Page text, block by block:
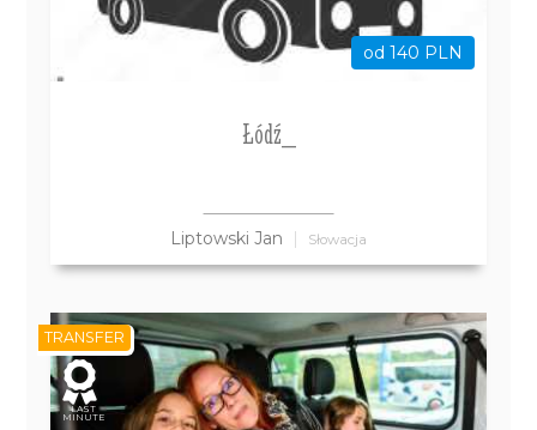
od 140 PLN
Łódź__
Liptowski Jan Słowacja
TRANSFER
LAST
MINUTE